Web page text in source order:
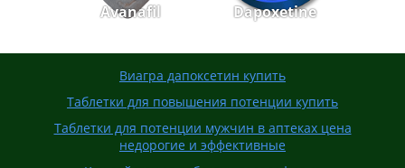
Avanafil Dapoxetine
Виагра дапоксетин купить
Таблетки для повышения потенции купить
Таблетки для потенции мужчин в аптеках цена
недорогие и эффективные